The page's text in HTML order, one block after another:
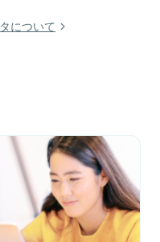
について